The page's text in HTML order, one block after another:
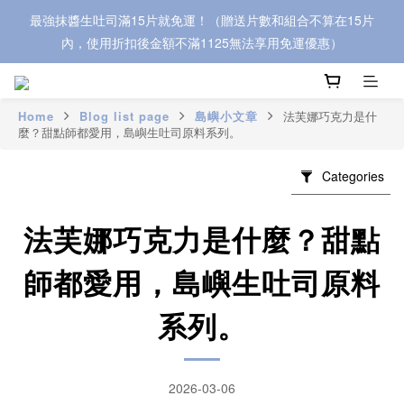
最強抹醬生吐司滿15片就免運！（贈送片數和組合不算在15片
內，使用折扣後金額不滿1125無法享用免運優惠）
Home Blog list page 島嶼小文章
法芙娜巧克力是什
麼？甜點師都愛用，島嶼生吐司原料系列。
Categories
法芙娜巧克力是什麼？甜點
師都愛用，島嶼生吐司原料
系列。
2026-03-06